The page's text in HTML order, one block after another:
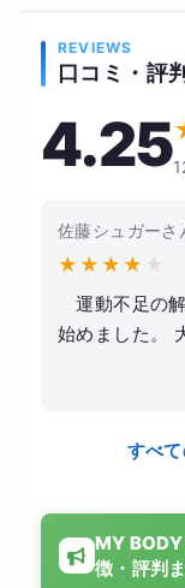
REVIEWS
口コミ・評判
4.25
佐藤シュガー
★ ★ ★ ★ ★
運動不足の
始めました。
すい立地だっ
い込む感じで
ける中で、体
を実感でき、
うようになり
すべ
MY
徴・評判